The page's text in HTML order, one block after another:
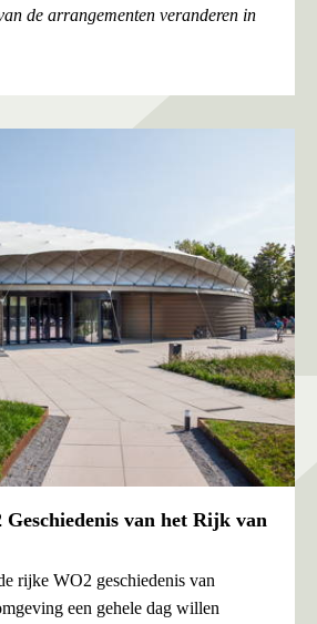
de arrangementen veranderen in
van het Rijk van
rijke WO2 geschiedenis van
een gehele dag willen